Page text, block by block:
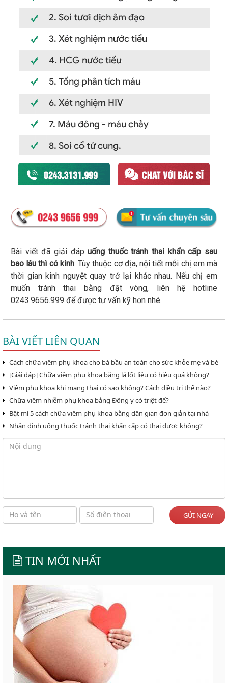
Bài viết đã giải đápuống thuốc tránh thai khẩn cấp sau
bao lâu thì có kinh. Tùy thuộc cơ địa, nội tiết mỗi chị em mà
thời gian kinh nguyệt quay trở lại khác nhau. Nếu chị em
muốn tránh thai bằng đặt vòng, liên hệ hotline
0243.9656.999 để được tư vấn kỹ hơn nhé.
BÀI VIẾT LIÊN QUAN
Cách chữa viêm phụ khoa cho bà bầu an toàn cho sức khỏe mẹ và bé
[Giải đáp] Chữa viêm phụ khoa bằng lá lốt liệu có hiệu quả không?
Viêm phụ khoa khi mang thai có sao không? Cách điều trị thế nào?
Chữa viêm nhiễm phụ khoa bằng Đông y có triệt để?
Bật mí 5 cách chữa viêm phụ khoa bằng dân gian đơn giản tại nhà
Nhận định uống thuốc tránh thai khẩn cấp có thai được không?
GỬI NGAY
TIN MỚI NHẤT